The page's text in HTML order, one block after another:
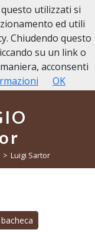
Luigi Sartor
utilizzati si
ed utili
Chiudendo questo
su un link o
acconsenti
OK